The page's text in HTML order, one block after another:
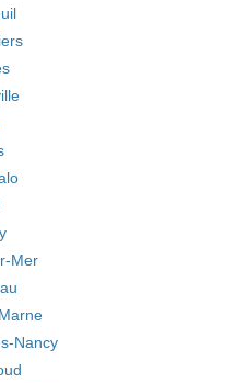
Mer
Nancy